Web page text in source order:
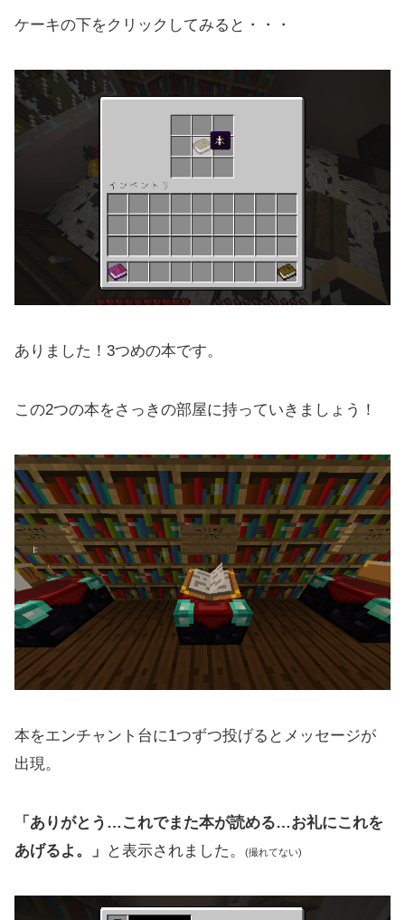
ケーキの下をクリックしてみると・・・
ありました！3つめの本です。
この2つの本をさっきの部屋に持っていきましょう！
本をエンチャント台に1つずつ投げるとメッセージが
出現。
「ありがとう…これでまた本が読める…お礼にこれを
あげるよ。」
と表示されました。 (撮れてない)